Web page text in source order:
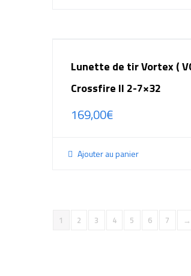
Lunette de tir Vortex (
Crossfire II 2-7×32
169,00€
Ajouter au panier
1 2 3 4 5 6 7 →